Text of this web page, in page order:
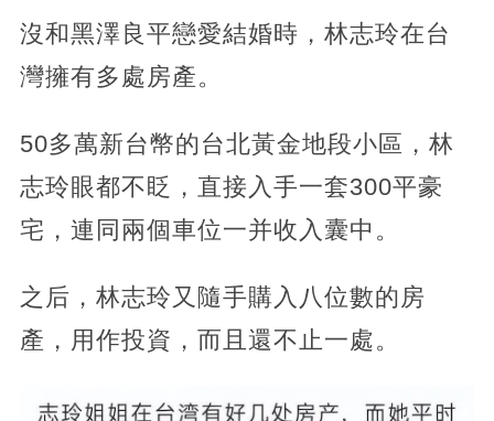
沒和黑澤良平戀愛結婚時，林志玲在台
灣擁有多處房產。
50多萬新台幣的台北黃金地段小區，林
志玲眼都不眨，直接入手一套300平豪
宅，連同兩個車位一并收入囊中。
之后，林志玲又隨手購入八位數的房
產，用作投資，而且還不止一處。